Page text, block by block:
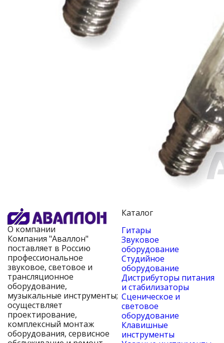
О компании
Компания "Аваллон"
поставляет в Россию
профессиональное
звуковое, световое и
трансляционное
оборудование,
музыкальные инструменты;
осуществляет
проектирование,
комплексный монтаж
оборудования, сервисное
Каталог
Гитары
Звуковое
оборудование
Студийное
оборудование
Дистрибуторы питания
и стабилизаторы
Сценическое и
световое
оборудование
Клавишные
инструменты